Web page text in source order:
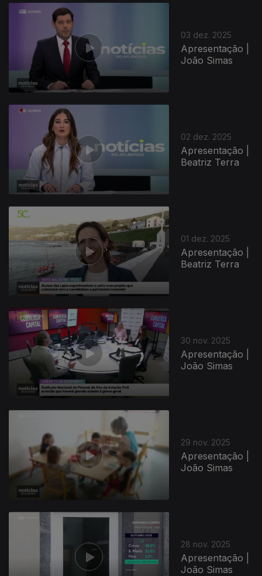
03 dez. 2025
Apresentação |
João Simas
02 dez. 2025
Apresentação |
Beatriz Terra
01 dez. 2025
Apresentação |
Beatriz Terra
30 nov. 2025
Apresentação |
João Simas
29 nov. 2025
Apresentação |
João Simas
28 nov. 2025
Apresentação |
João Simas